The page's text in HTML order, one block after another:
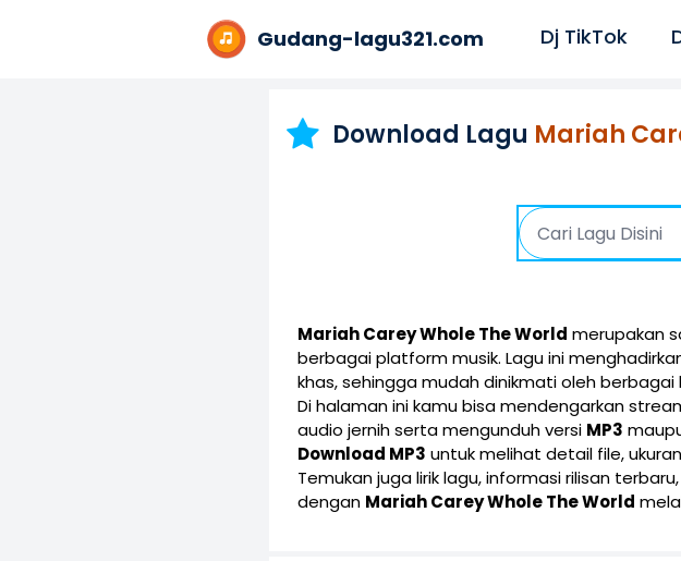
Gudang-lagu321.com Dj TikTok
Download Lagu Mariah
Mariah Carey Whole The World merupakan
berbagai platform musik. Lagu ini
khas, sehingga mudah dinikmati oleh
Di halaman ini kamu bisa mendengarkan
audio jernih serta mengunduh versi MP3
Download MP3 untuk melihat detail file,
Temukan juga lirik lagu, informasi rilisan
dengan Mariah Carey Whole The World